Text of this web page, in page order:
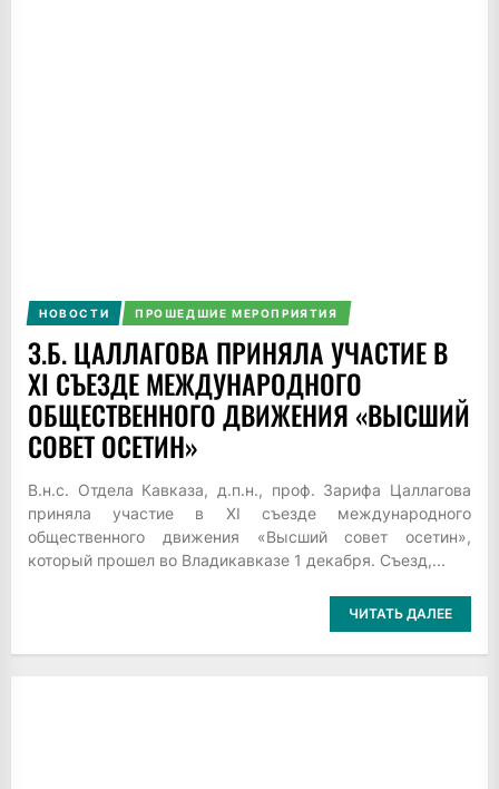
НОВОСТИ ПРОШЕДШИЕ МЕРОПРИЯТИЯ
З.Б. ЦАЛЛАГОВА ПРИНЯЛА УЧАСТИЕ В
XI СЪЕЗДЕ МЕЖДУНАРОДНОГО
ОБЩЕСТВЕННОГО ДВИЖЕНИЯ «ВЫСШИЙ
СОВЕТ ОСЕТИН»
В.н.с. Отдела Кавказа, д.п.н., проф. Зарифа Цаллагова
приняла участие в XI съезде международного
общественного движения «Высший совет осетин»,
который прошел во Владикавказе 1 декабря. Съезд,...
ЧИТАТЬ ДАЛЕЕ